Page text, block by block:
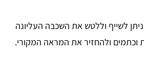
ניתן לשייף וללטש את השכבה העליונה
וכתמים ולהחזיר את המראה המקורי.